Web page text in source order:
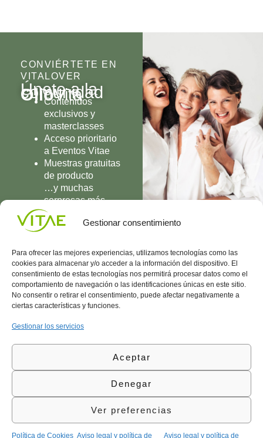
Gestionar consentimiento
Para ofrecer las mejores experiencias, utilizamos tecnologías como las
cookies para almacenar y/o acceder a la información del dispositivo. El
consentimiento de estas tecnologías nos permitirá procesar datos como el
comportamiento de navegación o las identificaciones únicas en este sitio.
No consentir o retirar el consentimiento, puede afectar negativamente a
ciertas características y funciones.
Gestionar los servicios
Aceptar
Denegar
Ver preferencias
Política de Cookies Aviso legal y política de Aviso legal y política de
CONVIÉRTETE EN
VITALOVER
Únete a la
comunidad
OlioVita
Contenidos
exclusivos y
masterclasses
Acceso prioritario
a Eventos Vitae
Muestras gratuitas
de producto
…y muchas
sorpresas más
UNIRME
Conocenos
Vitae
l
Área
Política
de
Política
Calidad
(+34)
935
©Vitae Health Innovation S.L. Todos los derechos